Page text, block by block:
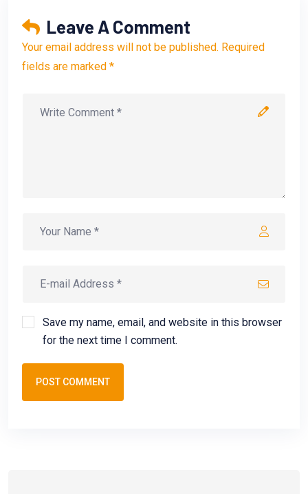
Leave A Comment
Your email address will not be published. Required
fields are marked *
Save my name, email, and website in this browser
for the next time I comment.
POST COMMENT